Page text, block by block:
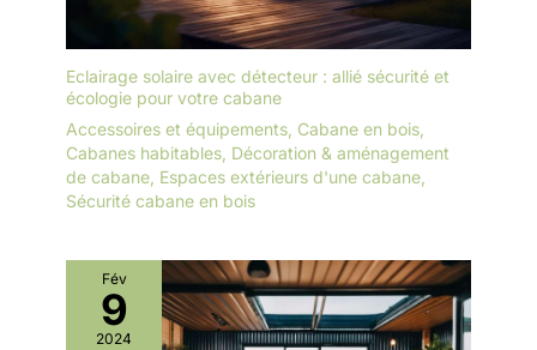
Eclairage solaire avec détecteur : allié sécurité et
écologie pour votre cabane
Accessoires et équipements Cabane en bois
Cabanes habitables Décoration & aménagement
de cabane Espaces extérieurs d'une cabane
Sécurité cabane en bois
Fév
9
2024